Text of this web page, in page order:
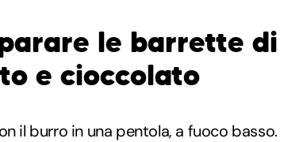
le barrette di
e cioccolato
il burro in una pentola, a fuoco basso.